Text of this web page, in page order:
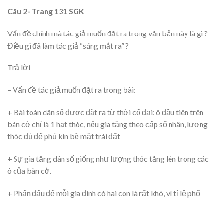
Câu 2- Trang 131 SGK
Vấn đề chính mà tác giả muốn đặt ra trong văn bản này là gì ?
Điều gì đã làm tác giả “sáng mắt ra” ?
Trả lời
– Vấn đề tác giả muốn đặt ra trong bài:
+ Bài toán dân số được đặt ra từ thời cổ đại: ô đầu tiên trên
bàn cờ chỉ là 1 hạt thóc, nếu gia tăng theo cấp số nhân, lượng
thóc đủ để phủ kín bề mặt trái đất
+ Sự gia tăng dân số giống như lượng thóc tăng lên trong các
ô của bàn cờ.
+ Phấn đấu để mỗi gia đình có hai con là rất khó, vì tỉ lệ phổ